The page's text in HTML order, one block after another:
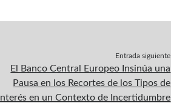
Entrada siguiente
El Banco Central Europeo Insinúa una
Pausa en los Recortes de los Tipos de
Interés en un Contexto de Incertidumbre